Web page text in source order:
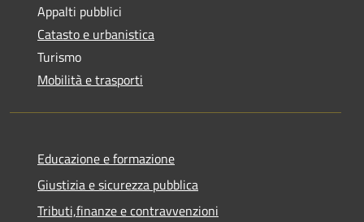
Appalti pubblici
Catasto e urbanistica
Turismo
Mobilità e trasporti
Educazione e formazione
Giustizia e sicurezza pubblica
Tributi,finanze e contravvenzioni